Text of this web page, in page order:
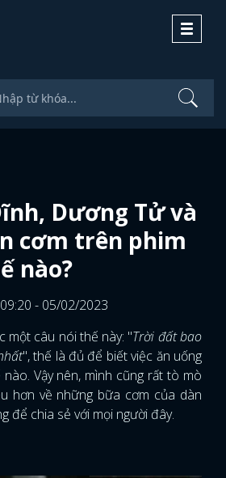
Toggle
Dương Tử và
cơm trên phim
nào?
09:20 - 05/02/2023
một câu nói thế này: "Trời đất bao
", thế là đủ để biết việc ăn uống
Vậy nên, mình cũng rất tò mò
hơn về những bữa cơm của dàn
để chia sẻ với mọi người đây.